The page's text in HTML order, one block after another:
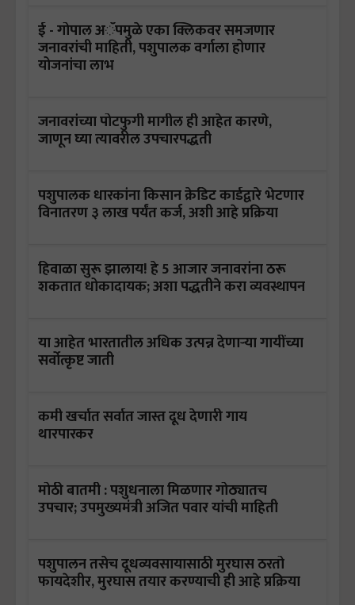
ई - गोपाल अॅपमुळे एका क्लिकवर समजणार
जनावरांची माहिती, पशुपालक वर्गाला होणार
योजनांचा लाभ
जनावरांच्या पोटफुगी मागील ही आहेत कारणे,
जाणून घ्या त्यावरील उपचारपद्धती
पशुपालक धारकांना किसान क्रेडिट कार्डद्वारे भेटणार
विनातरण ३ लाख पर्यंत कर्ज, अशी आहे प्रक्रिया
हिवाळा सुरू झालाय! हे 5 आजार जनावरांना ठरू
शकतात धोकादायक; अशा पद्धतीने करा व्यवस्थापन
या आहेत भारतातील अधिक उत्पन्न देणाऱ्या गायींच्या
सर्वोत्कृष्ट जाती
कमी खर्चात सर्वात जास्त दूध देणारी गाय
थारपारकर
मोठी बातमी : पशुधनाला मिळणार गोठ्यातच
उपचार; उपमुख्यमंत्री अजित पवार यांची माहिती
पशुपालन तसेच दूधव्यवसायासाठी मुरघास ठरतो
फायदेशीर, मुरघास तयार करण्याची ही आहे प्रक्रिया